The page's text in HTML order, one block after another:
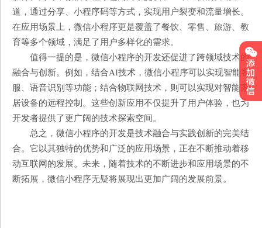
道，通过分享、小程序码等方式，实现用户裂变和流量增长。
在应用场景上，微信小程序更是覆盖了餐饮、零售、旅游、教
育等多个领域，满足了用户多样化的需求。
值得一提的是，微信小程序的开发还促进了跨领域技术的
融合与创新。例如，结合AI技术，微信小程序可以实现智能客
服、语音识别等功能；结合物联网技术，则可以实现对智能家
居设备的远程控制。这些创新应用不仅提升了用户体验，也为
开发者提供了更广阔的技术探索空间。
总之，微信小程序的开发是技术融合与实践创新的完美结
合。它以其独特的优势和广泛的应用场景，正在不断推动着移
动互联网的发展。未来，随着技术的不断进步和应用场景的不
断拓展，微信小程序无疑将展现出更加广阔的发展前景。